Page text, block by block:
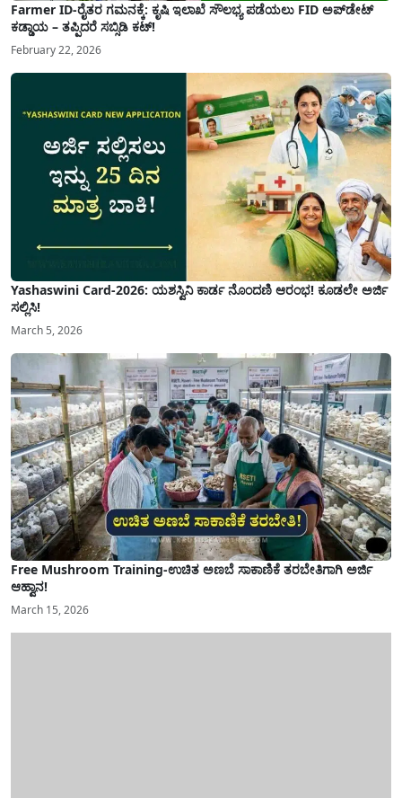
Farmer ID-ರೈತರ ಗಮನಕ್ಕೆ: ಕೃಷಿ ಇಲಾಖೆ ಸೌಲಭ್ಯ ಪಡೆಯಲು FID ಅಪ್‌ಡೇಟ್
ಕಡ್ಡಾಯ – ತಪ್ಪಿದರೆ ಸಬ್ಸಿಡಿ ಕಟ್!
February 22, 2026
Yashaswini Card-2026: ಯಶಸ್ವಿನಿ ಕಾರ್ಡ ನೊಂದಣಿ ಆರಂಭ! ಕೂಡಲೇ ಅರ್ಜಿ
ಸಲ್ಲಿಸಿ!
March 5, 2026
Free Mushroom Training-ಉಚಿತ ಅಣಬೆ ಸಾಕಾಣಿಕೆ ತರಬೇತಿಗಾಗಿ ಅರ್ಜಿ
ಆಹ್ವಾನ!
March 15, 2026